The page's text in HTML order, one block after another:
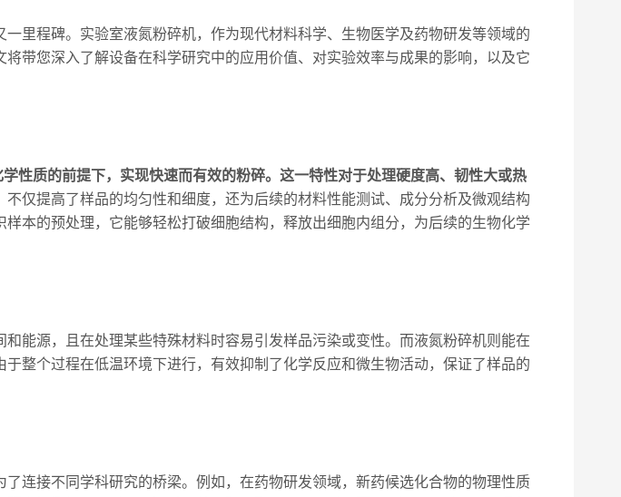
程碑。实验室液氮粉碎机，作为现代材料科学、生物医学及药物研发等领域的
带您深入了解设备在科学研究中的应用价值、对实验效率与成果的影响，以及它
性质的前提下，实现快速而有效的粉碎。这一特性对于处理硬度高、韧性大或热
仅提高了样品的均匀性和细度，还为后续的材料性能测试、成分分析及微观结构
本的预处理，它能够轻松打破细胞结构，释放出细胞内组分，为后续的生物化学
源，且在处理某些特殊材料时容易引发样品污染或变性。而液氮粉碎机则能在
整个过程在低温环境下进行，有效抑制了化学反应和微生物活动，保证了样品的
接不同学科研究的桥梁。例如，在药物研发领域，新药候选化合物的物理性质